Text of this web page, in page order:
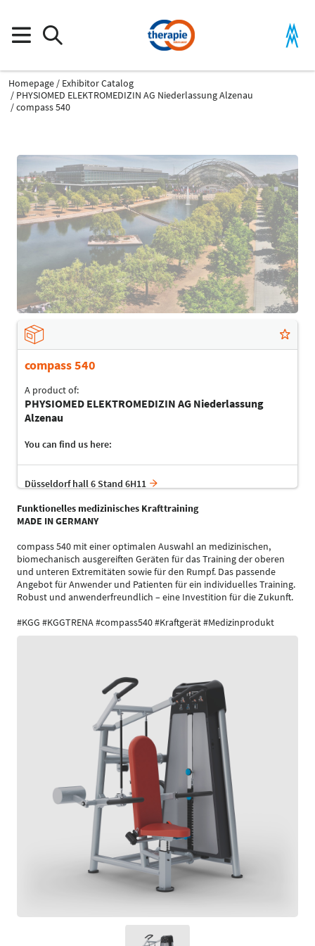
Homepage
Exhibitor Catalog
PHYSIOMED ELEKTROMEDIZIN AG Niederlassung Alzenau
compass 540
compass 540
A product of:
PHYSIOMED ELEKTROMEDIZIN AG Niederlassung
Alzenau
You can find us here:
Düsseldorf hall 6 Stand 6H11
Funktionelles medizinisches Krafttraining
MADE IN GERMANY
compass 540 mit einer optimalen Auswahl an medizinischen,
biomechanisch ausgereiften Geräten für das Training der oberen
und unteren Extremitäten sowie für den Rumpf. Das passende
Angebot für Anwender und Patienten für ein individuelles Training.
Robust und anwenderfreundlich – eine Investition für die Zukunft.
#KGG #KGGTRENA #compass540 #Kraftgerät #Medizinprodukt